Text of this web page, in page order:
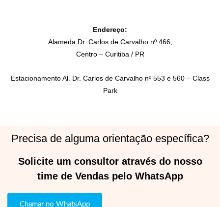
Endereço:
Alameda Dr. Carlos de Carvalho nº 466,
Centro – Curitiba / PR
Estacionamento Al. Dr. Carlos de Carvalho nº 553 e 560 – Class
Park
Precisa de alguma orientação específica?
Solicite um consultor através do nosso
time de Vendas pelo WhatsApp
Chamar no WhatsApp